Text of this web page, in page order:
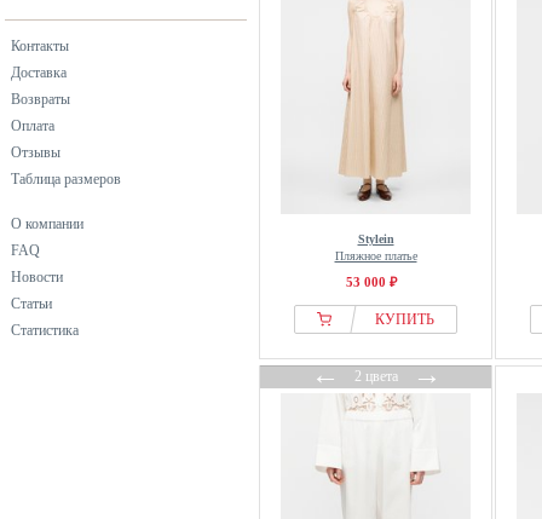
Контакты
Доставка
Возвраты
Оплата
Отзывы
Таблица размеров
О компании
FAQ
Новости
Статьи
Статистика
Stylein
Пляжное платье
53 000 ₽
КУПИТЬ
←2 цвета→